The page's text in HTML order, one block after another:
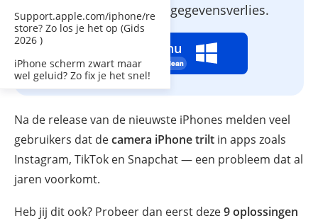
Support.apple.com/iphone/re
store? Zo los je het op (Gids
2026 )
iPhone scherm zwart maar
wel geluid? Zo fix je het snel!
iOS zonder risico of gegevensverlies.
Repareer nu
Na de release van de nieuwste iPhones melden veel
gebruikers dat decamera iPhone trilt in apps zoals
Instagram, TikTok en Snapchat — een probleem dat al
jaren voorkomt.
Heb jij dit ook? Probeer dan eerst deze9 oplossingen